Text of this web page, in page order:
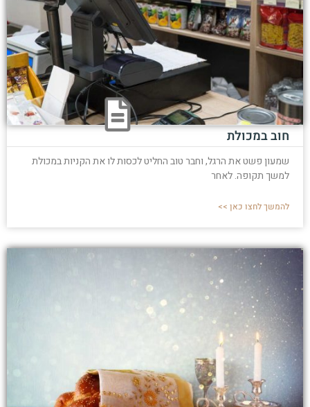
חוב במכולת
שמעון פשט את הרגל, וחבר טוב החליט לכסות לו את הקניות במכולת
למשך תקופה. לאחר
להמשך לחצו כאן >>